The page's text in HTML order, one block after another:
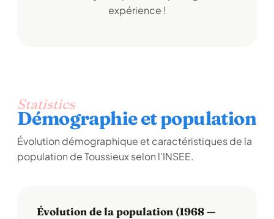
expérience !
Statistics
Démographie et population
Évolution démographique et caractéristiques de la
population de Toussieux selon l'INSEE.
Évolution de la population (1968 —